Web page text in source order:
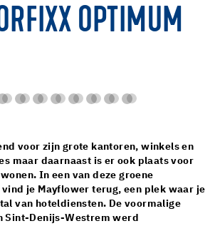
OPTIMUM
voor zijn grote kantoren, winkels en
maar daarnaast is er ook plaats voor
In een van deze groene
je Mayflower terug, een plek waar je
van hoteldiensten. De voormalige
Sint-Denijs-Westrem werd